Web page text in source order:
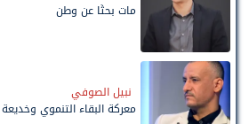
مات بحثًا عن وطن
نبيل الصوفي
معركة البقاء التنموي